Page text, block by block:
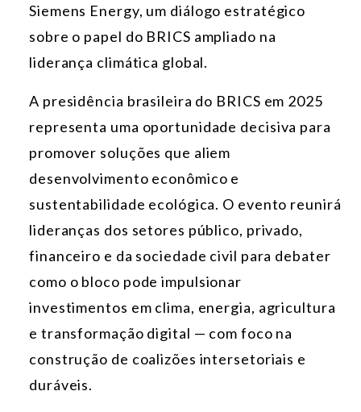
Siemens Energy, um diálogo estratégico
sobre o papel do BRICS ampliado na
liderança climática global.
A presidência brasileira do BRICS em 2025
representa uma oportunidade decisiva para
promover soluções que aliem
desenvolvimento econômico e
sustentabilidade ecológica. O evento reunirá
lideranças dos setores público, privado,
financeiro e da sociedade civil para debater
como o bloco pode impulsionar
investimentos em clima, energia, agricultura
e transformação digital — com foco na
construção de coalizões intersetoriais e
duráveis.